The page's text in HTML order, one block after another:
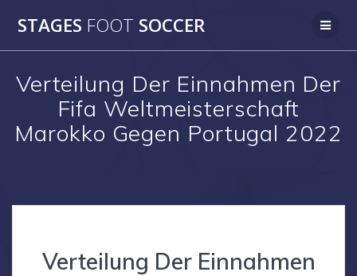
to
STAGES FOOT SOCCER
Verteilung Der Einnahmen Der
Fifa Weltmeisterschaft
Marokko Gegen Portugal 2022
Verteilung Der Einnahmen